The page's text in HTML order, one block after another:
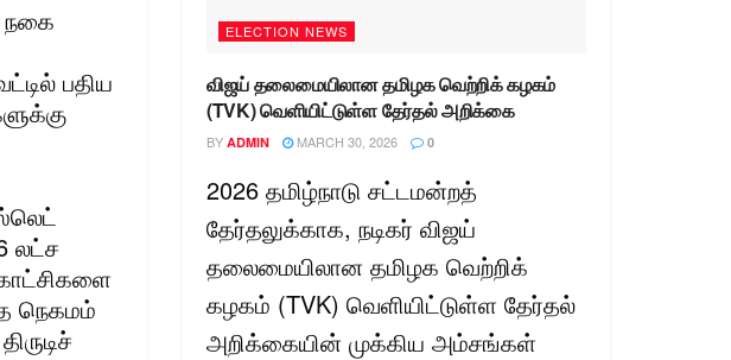
நகை
பதிய
லட்ச
நெகமம்
ELECTION NEWS
விஜய் தலைமையிலான தமிழக வெற்றிக் கழகம்
(TVK) வெளியிட்டுள்ள தேர்தல் அறிக்கை
BY ADMIN MARCH 30, 2026 0
2026 தமிழ்நாடு சட்டமன்றத்
தேர்தலுக்காக, நடிகர் விஜய்
தலைமையிலான தமிழக வெற்றிக்
கழகம் (TVK) வெளியிட்டுள்ள தேர்தல்
அறிக்கையின் முக்கிய அம்சங்கள்